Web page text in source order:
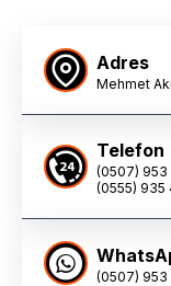
Adres
Mehmet
Telefon
(0507)
(0555) 935
(0507)